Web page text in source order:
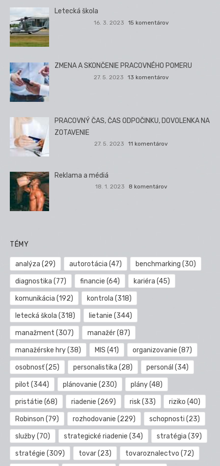
Letecká škola
16. 3. 2023 15 komentárov
ZMENA A SKONČENIE PRACOVNÉHO POMERU
27. 5. 2023 13 komentárov
PRACOVNÝ ČAS, ČAS ODPOČINKU, DOVOLENKA NA
ZOTAVENIE
27. 5. 2023 11 komentárov
Reklama a médiá
18. 1. 2023 8 komentárov
TÉMY
analýza (29) autorotácia (47) benchmarking (30)
diagnostika (77) financie (64) kariéra (45)
komunikácia (192) kontrola (318)
letecká škola (318) lietanie (344)
manažment (307) manažér(87)
manažérske hry(38) MIS (41) organizovanie (87)
osobnosť(25) personalistika (28) personál (34)
pilot (344) plánovanie (230) plány(48)
pristátie (68) riadenie (269) risk(33) riziko (40)
Robinson (79) rozhodovanie (229) schopnosti (23)
služby(70) strategické riadenie (34) stratégia (39)
stratégie (309) tovar(23) tovaroznalectvo (72)